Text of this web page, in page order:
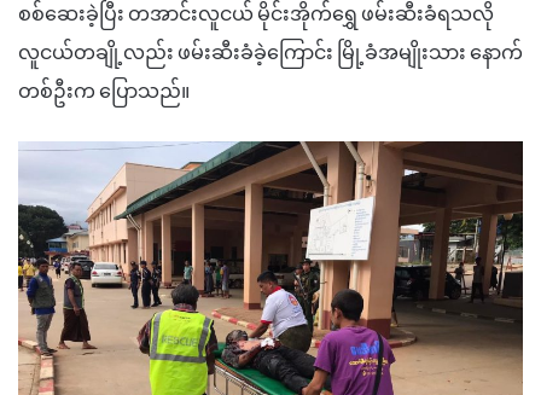
စစ်ဆေးခဲ့ပြီး တအာင်းလူငယ် မိုင်းအိုက်ရွှေ ဖမ်းဆီးခံရသလို
လူငယ်တချို့လည်း ဖမ်းဆီးခံခဲ့ကြောင်း မြို့ခံအမျိုးသား နောက်
တစ်ဦးက ပြောသည်။